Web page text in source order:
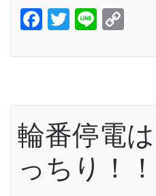
Facebook
Twitter
Line
輪番停電
っちり！！